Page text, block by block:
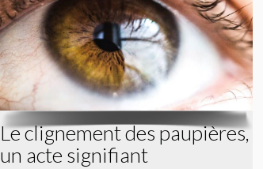
Le clignement des paupières,
un acte signifiant